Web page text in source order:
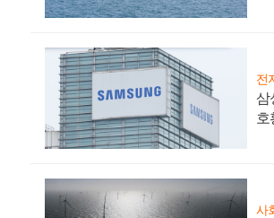
전
삼
호
사